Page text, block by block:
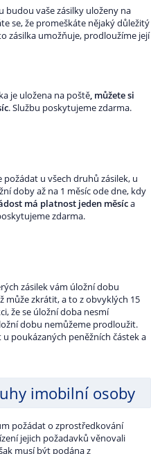
vaše zásilky uloženy na
se, že promeškáte nějaký důležitý
zásilka umožňuje, prodloužíme její
je uložena na poště, můžete si
. Službu poskytujeme zdarma.
u všech druhů zásilek, u
doby až na 1 měsíc ode dne, kdy
má platnost jeden měsíca
zdarma.
zásilek vám úložní dobu
může zkrátit, a to z obvyklých 15
že se úložní doba nesmí
dobu nemůžeme prodloužit.
poukázaných peněžních částek a
imobilní osoby
požádat o zprostředkování
jejich požadavků věnovali
musí být podána z